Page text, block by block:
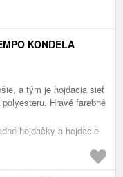
KONDELA
a tým je hojdacia sieť
Hravé farebné
hojdačky a hojdacie